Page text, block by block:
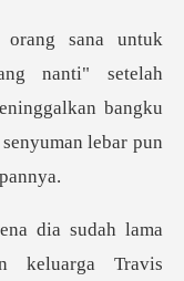
anti" setelah
bangku
avis